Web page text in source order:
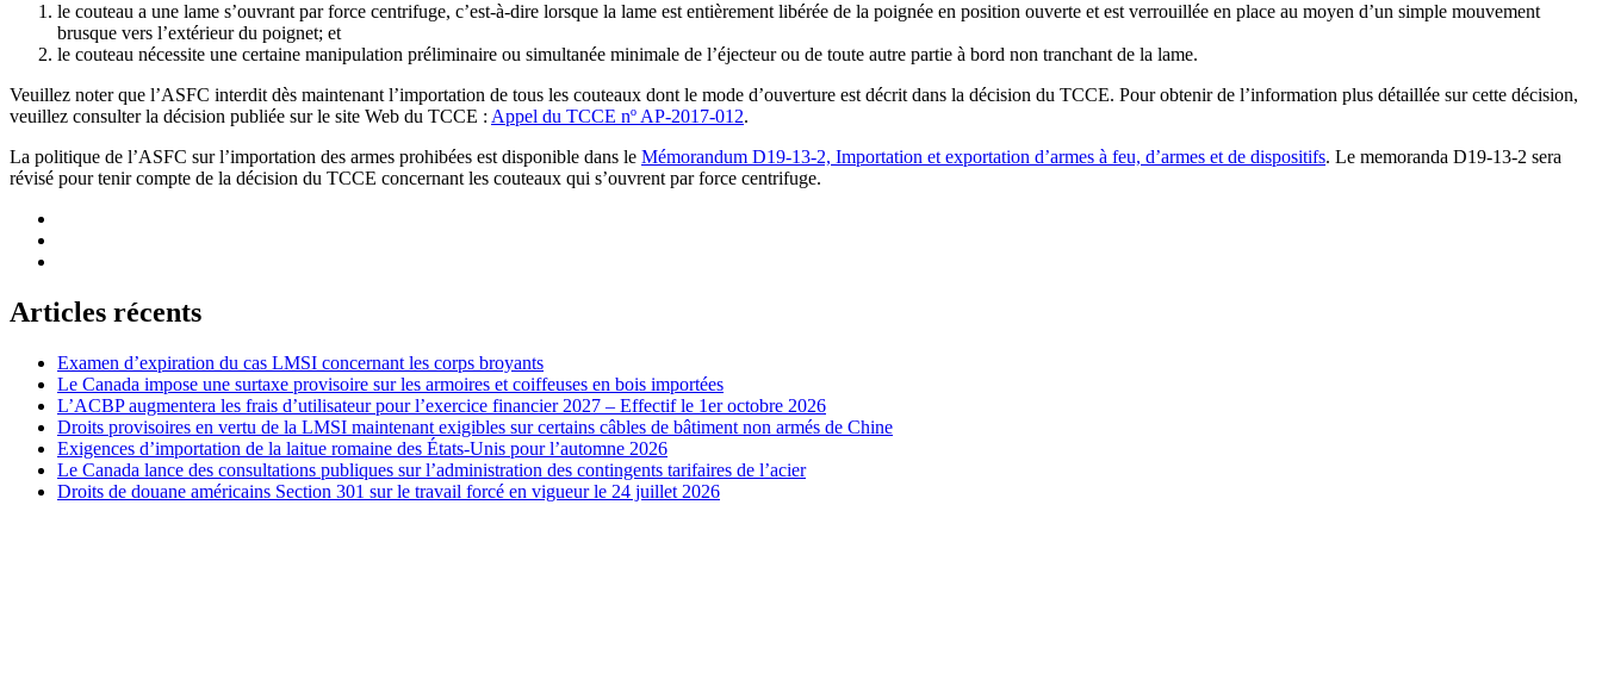
le couteau a une lame s’ouvrant par force centrifuge, c’est-à-dire lorsque la lame est entièrement libérée de la poignée en position ouverte et est verrouillée en place au moyen d’un simple mouvement
brusque vers l’extérieur du poignet; et
le couteau nécessite une certaine manipulation préliminaire ou simultanée minimale de l’éjecteur ou de toute autre partie à bord non tranchant de la lame.
Veuillez noter que l’ASFC interdit dès maintenant l’importation de tous les couteaux dont le mode d’ouverture est décrit dans la décision du TCCE. Pour obtenir de l’information plus détaillée sur cette décision,
veuillez consulter la décision publiée sur le site Web du TCCE : Appel du TCCE nº AP-2017-012.
La politique de l’ASFC sur l’importation des armes prohibées est disponible dans le Mémorandum D19-13-2, Importation et exportation d’armes à feu, d’armes et de dispositifs. Le memoranda D19-13-2 sera
révisé pour tenir compte de la décision du TCCE concernant les couteaux qui s’ouvrent par force centrifuge.
Articles récents
Examen d’expiration du cas LMSI concernant les corps broyants
Le Canada impose une surtaxe provisoire sur les armoires et coiffeuses en bois importées
L’ACBP augmentera les frais d’utilisateur pour l’exercice financier 2027 – Effectif le 1er octobre 2026
Droits provisoires en vertu de la LMSI maintenant exigibles sur certains câbles de bâtiment non armés de Chine
Exigences d’importation de la laitue romaine des États-Unis pour l’automne 2026
Le Canada lance des consultations publiques sur l’administration des contingents tarifaires de l’acier
Droits de douane américains Section 301 sur le travail forcé en vigueur le 24 juillet 2026